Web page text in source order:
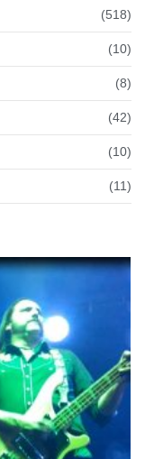
(518)
(10)
(8)
(42)
(10)
(11)